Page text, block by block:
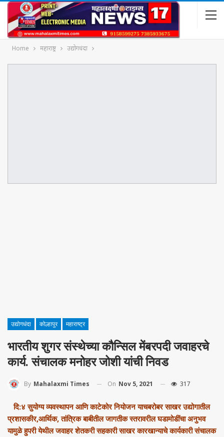
Home महाराष्ट्र उद्योगधंदा
उद्योगधंदा कोल्हापुर महाराष्ट्र
भारतीय शुगर संस्थेच्या कौन्सिल मेंबरपदी जवाहरचे
कार्य. संचालक मनोहर जोशी यांची निवड
By Mahalaxmi Times On Nov 5, 2021 317
दि:४ सुयोग्य व्यवस्थापन आणि काटेकोर नियोजन याचबरोबर साखर उद्योगातील
प्रशासकीर,आर्थिक, तांत्रिक बाबीतील जागतीक स्तरावरील घडामोडींचा अनुभव
यामुळे हुपरी येथील जवाहर शेतकरी सहकारी साखर कारखान्याचे कार्यकारी संचालक